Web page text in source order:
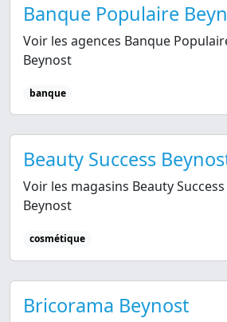
Banque Populaire
Voir les agences Banque
Beynost
banque
Beauty Success
Voir les magasins Beauty
Beynost
cosmétique
Bricorama Beynost